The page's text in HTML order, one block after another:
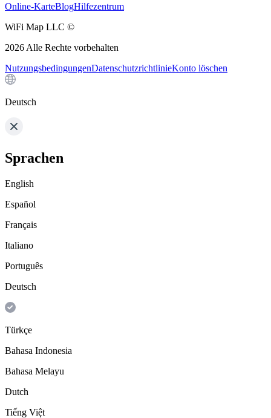
Online-KarteBlogHilfezentrum
WiFi Map LLC ©
2026 Alle Rechte vorbehalten
NutzungsbedingungenDatenschutzrichtlinieKonto löschen
Deutsch
Sprachen
English
Español
Français
Italiano
Português
Deutsch
Türkçe
Bahasa Indonesia
Bahasa Melayu
Dutch
Tiếng Việt